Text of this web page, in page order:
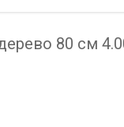
дерево 80 см